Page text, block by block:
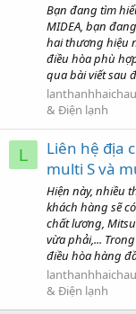
Bạn đang tìm
MIDEA, bạn
hai thương hiệu
điều hòa phù
qua bài viết sau
lanthanhhaichau
& Điện lạnh
L
Liên hệ địa
multi S và
Hiện này, nhiều
khách hàng sẽ
chất lương,
vừa phải,...
điều hòa hàng
lanthanhhaichau
& Điện lạnh